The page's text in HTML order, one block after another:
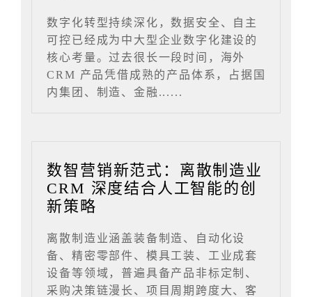
数字化转型持续深化，数据安全、自主
可控已经成为中大型企业数字化建设的
核心考量。过去很长一段时间，海外
CRM 产品凭借成熟的产品体系，占据国
内集团、制造、金融......
数智营销新范式：离散制造业
CRM 深度结合人工智能的创
新策略
离散制造业涵盖装备制造、自动化设
备、精密零部件、模具工装、工业成套
设备等领域，普遍具备产品非标定制、
采购决策链漫长、项目周期跨度大、客